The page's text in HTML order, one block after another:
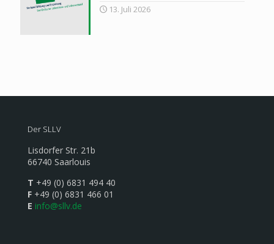
13. Juli 2026
Der SLLV
Lisdorfer Str. 21b
66740 Saarlouis
T +49 (0) 6831 494 40
F +49 (0) 6831 466 01
E info@sllv.de